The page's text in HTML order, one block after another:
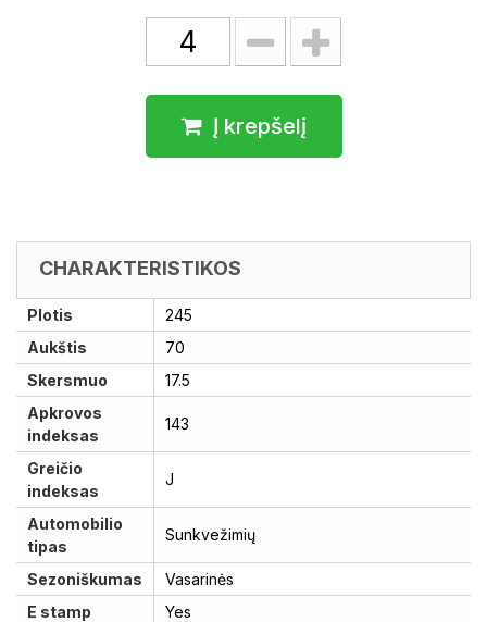
Į krepšelį
CHARAKTERISTIKOS
Plotis
245
Aukštis
70
Skersmuo
17.5
Apkrovos
indeksas
143
Greičio
indeksas
J
Automobilio
tipas
Sunkvežimių
Sezoniškumas
Vasarinės
E stamp
Yes